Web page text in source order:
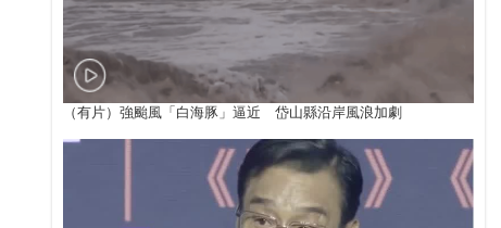
（有片）強颱風「白海豚」逼近 岱山縣沿岸風浪加劇